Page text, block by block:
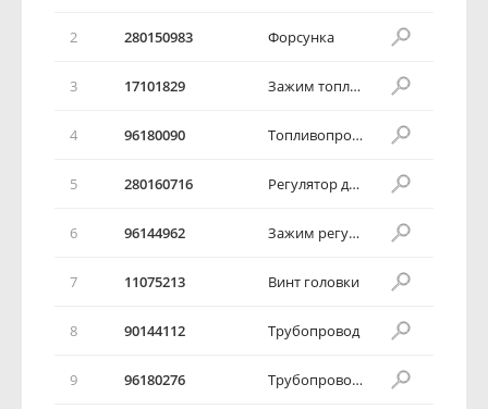
2 280150983 Форсунка
3 17101829 Зажим топливной форсунки
4 96180090 Топливопровод
5 280160716 Регулятор давления
6 96144962 Зажим регулятора
7 11075213 Винт головки
8 90144112 Трубопровод
9 96180276 Трубопровод возвратный